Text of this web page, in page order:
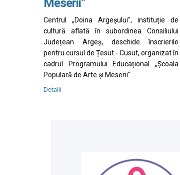
Centrul „Doina Argeșului", instituție de
cultură aflată în subordinea Consiliului
Județean Argeș, deschide înscrierile
pentru cursul de Țesut - Cusut, organizat în
cadrul Programului Educațional „Școala
Populară de Arte și Meserii".
Detalii